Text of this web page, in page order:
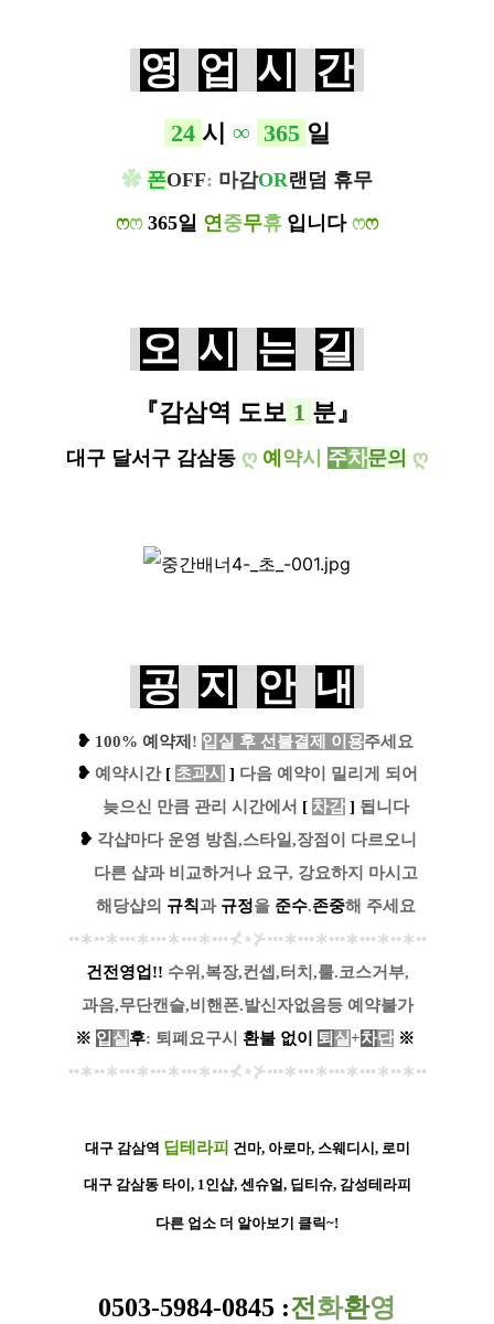
영 업 시 간
24 시 ∞ 365 일
✿ 폰OFF: 마감OR랜덤 휴무
ෆෆ365일 연중무휴 입니다 ෆෆ
오 시 는 길
『감삼역 도보1 분』
대구 달서구 감삼동 ღ 예 약시 주차문의 ღ
공 지 안 내
❥ 100% 예약제 ! 입실 후 선불결제 이용주세요
❥ 예 약시간[ 초과시 ] 다음 예약이 밀리게 되어
늦으신 만큼 관리 시간에서 [ 차감 ] 됩니다
❥ 각샵마다 운영 방침,스타일,장점이 다르오니
다른 샵과 비교하거나 요구, 강요하지 마시고
해당샵의 규칙과 규정을 준수.존중해 주세요
••∗••∗•••∗•••∗•••∗•••⊀ ⋆⊁•••∗•••∗•••∗•••∗••∗••
건전영업!! 수위,복장,컨셉,터치,룰.코스거부,
과음,무단캔슬,비핸폰.발신자없음등 예약불가
※ 입 실 후: 퇴폐요구시 환불 없이 퇴 실+차단 ※
••∗••∗•••∗•••∗•••∗•••⊀ ⋆⊁•••∗•••∗•••∗•••∗••∗••
대구 감삼역 딥테라피 건마, 아로마, 스웨디시, 로미
대구 감삼동 타이, 1인샵, 센슈얼, 딥티슈, 감성테라피
다른 업소 더 알아보기 클릭~!
0503-5984-0845 :전화환영